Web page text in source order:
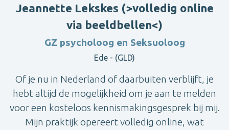
Jeannette Lekskes (>volledig online
via beeldbellen<)
GZ psycholoog en Seksuoloog
Ede - (GLD)
Of je nu in Nederland of daarbuiten verblijft, je
hebt altijd de mogelijkheid om je aan te melden
voor een kosteloos kennismakingsgesprek bij mij.
Mijn praktijk opereert volledig online, wat